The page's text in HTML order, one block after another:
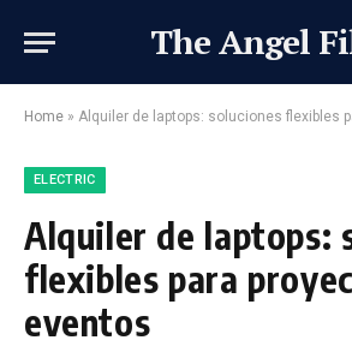
The Angel
Home » Alquiler de laptops: soluciones flexibles
ELECTRIC
Alquiler de laptops:
flexibles para
eventos